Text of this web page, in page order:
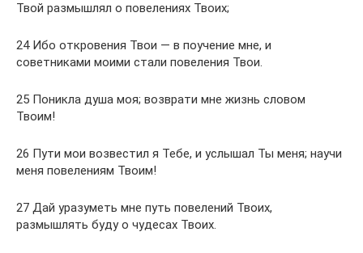
Твой размышлял о повелениях Твоих;
24 Ибо откровения Твои — в поучение мне, и
советниками моими стали повеления Твои.
25 Поникла душа моя; возврати мне жизнь словом
Твоим!
26 Пути мои возвестил я Тебе, и услышал Ты меня; научи
меня повелениям Твоим!
27 Дай уразуметь мне путь повелений Твоих,
размышлять буду о чудесах Твоих.